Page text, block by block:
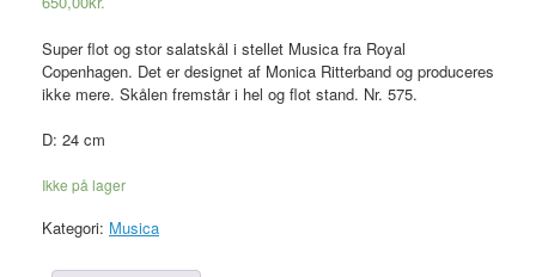
Super flot og stor salatskål i stellet Musica fra Royal
Copenhagen. Det er designet af Monica Ritterband og produceres
ikke mere. Skålen fremstår i hel og flot stand. Nr. 575.
D: 24 cm
Ikke på lager
Kategori: Musica